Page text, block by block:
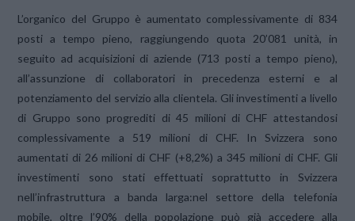
L’organico del Gruppo è aumentato complessivamente di 834
posti a tempo pieno, raggiungendo quota 20’081 unità, in
seguito ad acquisizioni di aziende (713 posti a tempo pieno),
all’assunzione di collaboratori in precedenza esterni e al
potenziamento del servizio alla clientela. Gli investimenti a livello
di Gruppo sono progrediti di 45 milioni di CHF attestandosi
complessivamente a 519 milioni di CHF. In Svizzera sono
aumentati di 26 milioni di CHF (+8,2%) a 345 milioni di CHF. Gli
investimenti sono stati effettuati soprattutto in Svizzera
nell’infrastruttura a banda larga:nel settore della telefonia
mobile, oltre l’90% della popolazione può già accedere alla